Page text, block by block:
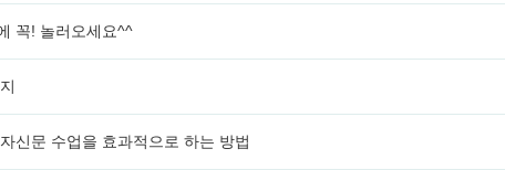
꼭! 놀러오세요^^
신문 수업을 효과적으로 하는 방법